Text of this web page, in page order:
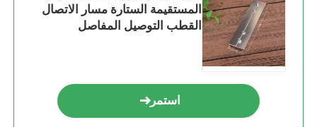
المستقيمة الستارة مسار الاتصال
القطب التوصيل المفاصل
استمر